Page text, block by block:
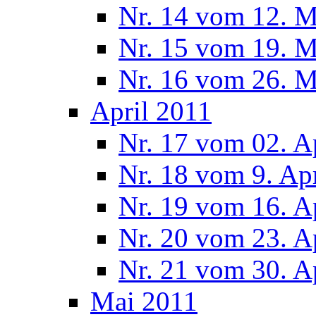
Nr. 14 vom 12.
Nr. 15 vom 19.
Nr. 16 vom 26.
April 2011
Nr. 17 vom 02.
Nr. 18 vom 9.
Nr. 19 vom 16.
Nr. 20 vom 23.
Nr. 21 vom 30.
Mai 2011